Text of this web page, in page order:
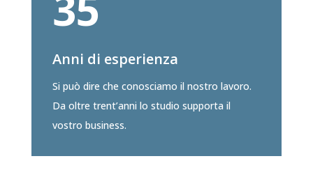
Anni di esperienza
Si può dire che conosciamo il nostro lavoro.
Da oltre trent’anni lo studio supporta il
vostro business.